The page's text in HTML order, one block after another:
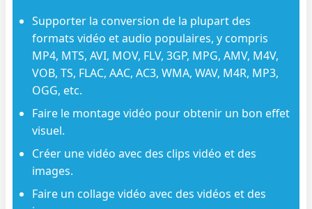
Supporter la conversion de la plupart des
formats vidéo et audio populaires, y compris
MP4, MTS, AVI, MOV, FLV, 3GP, MPG, AMV, M4V,
VOB, TS, FLAC, AAC, AC3, WMA, WAV, M4R, MP3,
OGG, etc.
Faire le montage vidéo pour obtenir un bon effet
visuel.
Créer une vidéo avec des clips vidéo et des
images.
Faire un collage vidéo avec des vidéos et des